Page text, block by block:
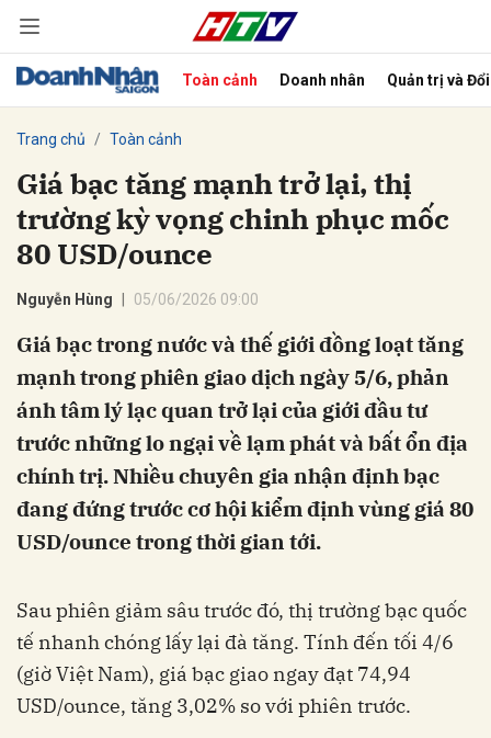
Toàn cảnh Doanh nhân Quản trị và
Trang chủ Toàn cảnh
Giá bạc tăng mạnh trở lại, thị
trường kỳ vọng chinh phục mốc
80 USD/ounce
Nguyễn Hùng 05/06/2026 09:00
Giá bạc trong nước và thế giới đồng loạt tăng
mạnh trong phiên giao dịch ngày 5/6, phản
ánh tâm lý lạc quan trở lại của giới đầu tư
trước những lo ngại về lạm phát và bất ổn địa
chính trị. Nhiều chuyên gia nhận định bạc
đang đứng trước cơ hội kiểm định vùng giá 80
USD/ounce trong thời gian tới.
Sau phiên giảm sâu trước đó, thị trường bạc quốc
tế nhanh chóng lấy lại đà tăng. Tính đến tối 4/6
(giờ Việt Nam), giá bạc giao ngay đạt 74,94
USD/ounce, tăng 3,02% so với phiên trước.
Hủy